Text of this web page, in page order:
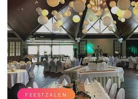
Photobooths
Videografie
DJ's
Zangers
Live bands
FEESTZALEN